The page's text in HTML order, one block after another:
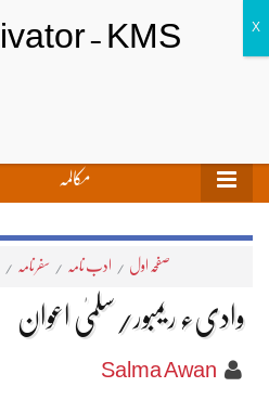
مکالمہ
صفحہ اول / ادب نامہ / سفر نامہ /
وادیء ریمبور/سلمیٰ اعوان
Salma Awan